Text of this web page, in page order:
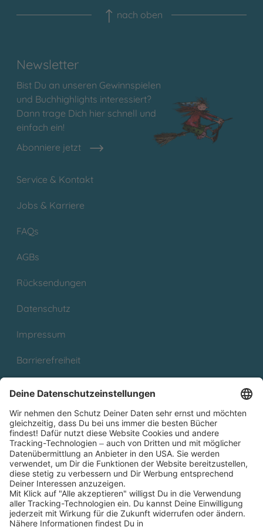
nach oben
Newsletter
Bist Du an unseren Gewinnspielen
und Buchhighlights interessiert?
Dann trage Dich hier schnell und
einfach ein!
Abonniere jetzt
Service & Kontakt
Jobs & Karriere
FAQs
AGBs
Rücksendungen
Datenschutz
Impressum
Barrierefreiheit
Partnerprogramm (Affiliate)
Folge uns auf
* Versandkostenfrei ab 9,00 € Bestellwert innerhalb